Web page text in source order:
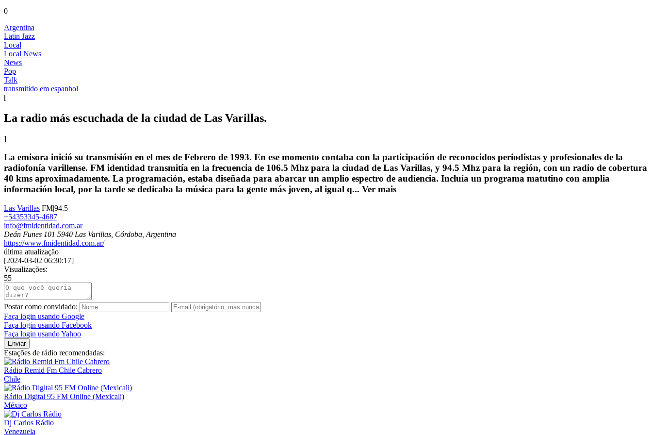
0
Argentina
Latin Jazz
Local
Local News
News
Pop
Talk
transmitido em espanhol
[
La radio más escuchada de la ciudad de Las Varillas.
]
La emisora inició su transmisión en el mes de Febrero de 1993. En ese momento contaba con la participación de reconocidos periodistas y profesionales de la
radiofonía varillense. FM identidad transmitía en la frecuencia de 106.5 Mhz para la ciudad de Las Varillas, y 94.5 Mhz para la región, con un radio de cobertura
40 kms aproximadamente. La programación, estaba diseñada para abarcar un amplio espectro de audiencia. Incluía un programa matutino con amplia
información local, por la tarde se dedicaba la música para la gente más joven, al igual q... Ver mais
Las Varillas FM|94.5
+54353345-4687
info@fmidentidad.com.ar
Deán Funes 101 5940 Las Varillas, Córdoba, Argentina
https://www.fmidentidad.com.ar/
última atualização
[2024-03-02 06:30:17]
Visualizações:
55
Postar como convidado:
Faça login usando Google
Faça login usando Facebook
Faça login usando Yahoo
Enviar
Estações de rádio recomendadas:
Rádio Remid Fm Chile Cabrero
Chile
Rádio Digital 95 FM Online (Mexicali)
México
Dj Carlos Rádio
Venezuela